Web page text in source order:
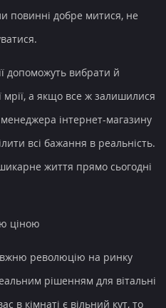
повинні добре митися, не
допоможуть вибрати й
а якщо все ж залишилися
інтернет-магазину
всі бажання в реальність.
життя прямо сьогодні
ціною
революцію на ринку
рішенням для вітальні
в кімнаті є вільний кут, то